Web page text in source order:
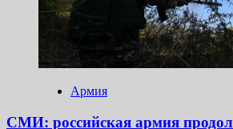
Армия
СМИ: российская армия